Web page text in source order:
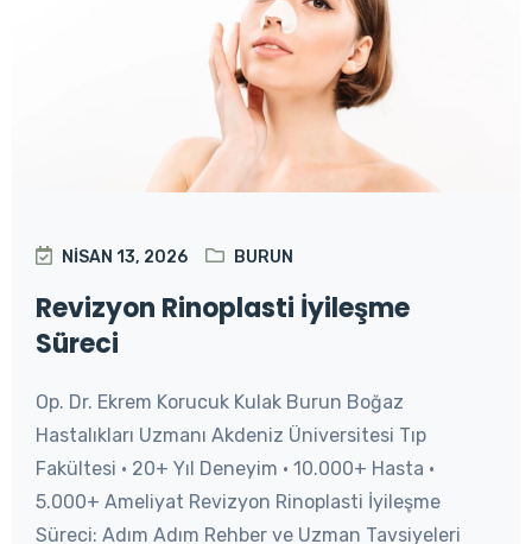
NISAN 13, 2026 BURUN
Revizyon Rinoplasti İyileşme
Süreci
Op. Dr. Ekrem Korucuk Kulak Burun Boğaz
Hastalıkları Uzmanı Akdeniz Üniversitesi Tıp
Fakültesi • 20+ Yıl Deneyim • 10.000+ Hasta •
5.000+ Ameliyat Revizyon Rinoplasti İyileşme
Süreci: Adım Adım Rehber ve Uzman Tavsiyeleri